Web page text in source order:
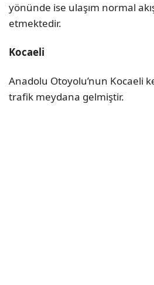
yönünde ise ulaşım normal
etmektedir.
Kocaeli
Anadolu Otoyolu’nun Kocaeli
trafik meydana gelmiştir.